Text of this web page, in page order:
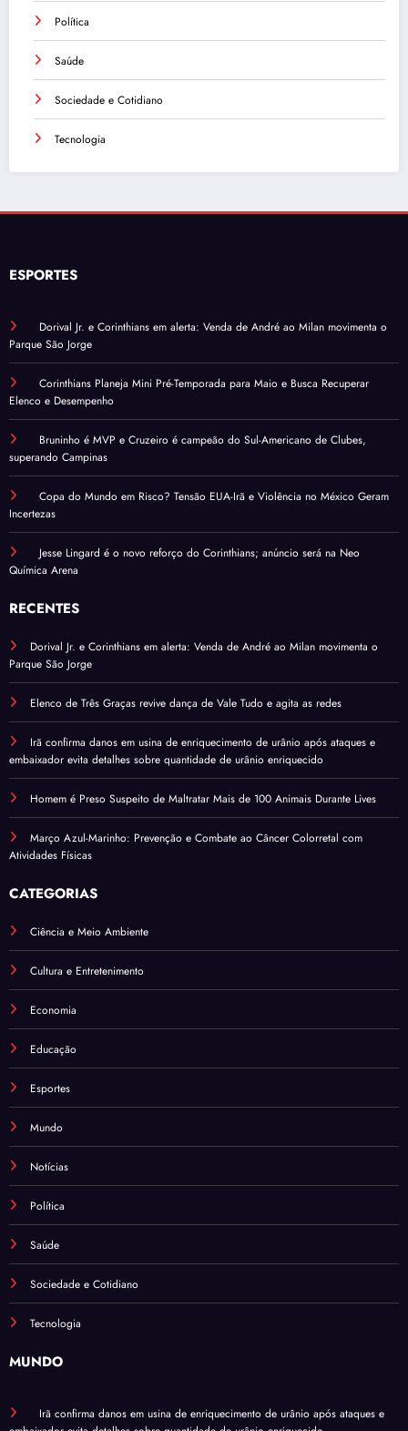
Política
Saúde
Sociedade e Cotidiano
Tecnologia
ESPORTES
Dorival Jr. e Corinthians em alerta: Venda de André ao Milan movimenta o
Parque São Jorge
Corinthians Planeja Mini Pré-Temporada para Maio e Busca Recuperar
Elenco e Desempenho
Bruninho é MVP e Cruzeiro é campeão do Sul-Americano de Clubes,
superando Campinas
Copa do Mundo em Risco? Tensão EUA-Irã e Violência no México Geram
Incertezas
Jesse Lingard é o novo reforço do Corinthians; anúncio será na Neo
Química Arena
RECENTES
Dorival Jr. e Corinthians em alerta: Venda de André ao Milan movimenta o
Parque São Jorge
Elenco de Três Graças revive dança de Vale Tudo e agita as redes
Irã confirma danos em usina de enriquecimento de urânio após ataques e
embaixador evita detalhes sobre quantidade de urânio enriquecido
Homem é Preso Suspeito de Maltratar Mais de 100 Animais Durante Lives
Março Azul-Marinho: Prevenção e Combate ao Câncer Colorretal com
Atividades Físicas
CATEGORIAS
Ciência e Meio Ambiente
Cultura e Entretenimento
Economia
Educação
Esportes
Mundo
Notícias
Política
Saúde
Sociedade e Cotidiano
Tecnologia
MUNDO
Irã confirma danos em usina de enriquecimento de urânio após ataques e